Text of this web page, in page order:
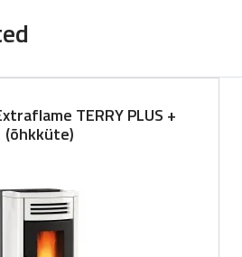
TERRY PLUS +
(õhkküte)